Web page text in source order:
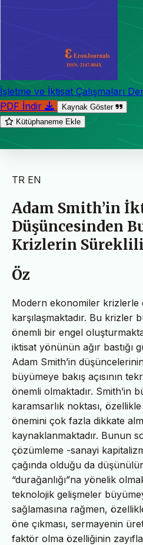
İşletme ve İktisat Çalışmaları
PDF İndir
Kaynak Göster
Kütüphaneme Ekle
TR EN
Adam Smith’in
Düşüncesinden
Krizlerin
Öz
Modern ekonomiler krizlerle
karşılaşmaktadır. Bu krizler
önemli bir engel
iktisat yönünün ağır bastığı
Adam Smith’in
büyümeye bakış açısının
önemli olmaktadır. Smith’in
karamsarlık noktası,
önemini çok fazla dikkate
kaynaklanmaktadır. Bunun
çözümleme -sanayi
çağında olduğu da
“durağanlığı”na yönelik
teknolojik gelişmeler
sağlamasına rağmen,
öne çıkması, sermayenin
faktör olma özelliğinin